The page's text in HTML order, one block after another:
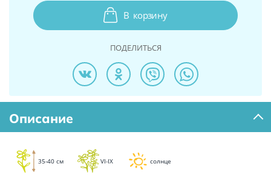
В корзину
ПОДЕЛИТЬСЯ
Описание
35-40 см VI-IX солнце